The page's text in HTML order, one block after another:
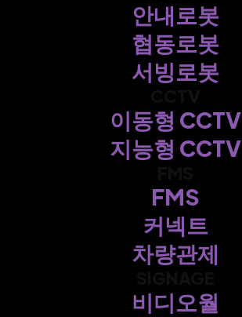
안내로봇
협동로봇
서빙로봇
이동형 CCTV
지능형 CCTV
FMS
커넥트
차량관제
비디오월